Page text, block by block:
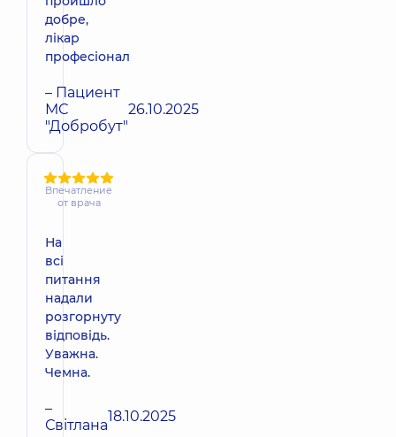
добре,
лікар
професіонал
– Пациент
МС
"Добробут"
26.10.2025
Впечатление
от врача
На
всі
питання
надали
розгорнуту
відповідь.
Уважна.
Чемна.
–
Світлана18.10.2025